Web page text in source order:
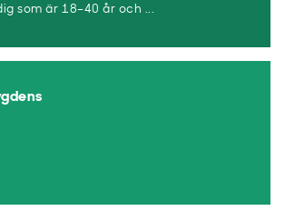
som är 18–40 år och ...